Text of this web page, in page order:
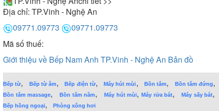
Địa chỉ: TP.Vinh - Nghệ An
09771.09773
09771.09773
Mã số thuế:
Giới thiệu về Bếp Nam Anh TP.Vinh - Nghệ An Bản đồ
Bếp từ, Bếp từ âm,Bếp điện từ,Máy hút mùi, Bồn tắm, Bồn tắm đứng,
Bồn tắm massage,Bồn tắm nằm,Máy hút mùi,Máy rửa bát,Máy sấy bát,
Bếp hồng ngoại, Phòng xông hơi